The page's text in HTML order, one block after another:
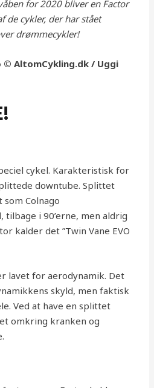
for 2020 bliver en Factor
de cykler, der har stået
drømmecykler!
© AltomCykling.dk / Uggi
cykel. Karakteristisk for
downtube. Splittet
Colnago
i 90’erne, men aldrig
kalder det ”Twin Vane EVO
lavet for aerodynamik. Det
skyld, men faktisk
Ved at have en splittet
omkring kranken og